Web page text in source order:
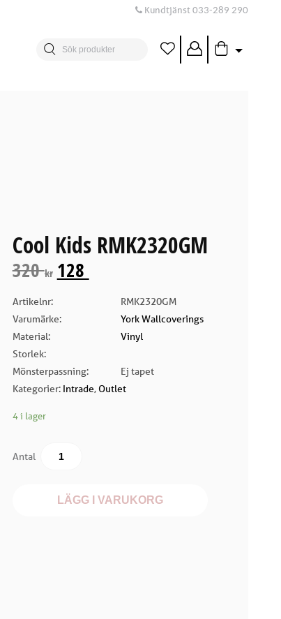
Kundtjänst 033-289 290
Cool Kids RMK2320GM
320kr 128
Artikelnr:
RMK2320GM
Varumärke:
York Wallcoverings
Material:
Vinyl
Storlek:
Mönsterpassning:
Ej tapet
Kategorier: Intrade, Outlet
4 i lager
Antal
LÄGG I VARUKORG